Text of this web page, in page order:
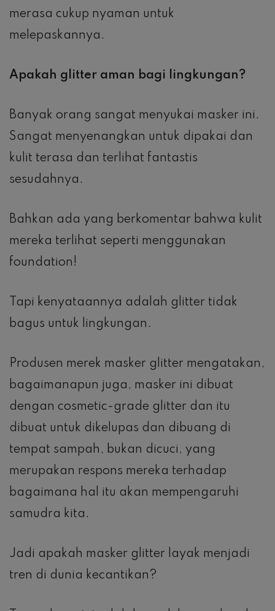
merasa cukup nyaman untuk
melepaskannya.
Apakah glitter aman bagi lingkungan?
Banyak orang sangat menyukai masker ini.
Sangat menyenangkan untuk dipakai dan
kulit terasa dan terlihat fantastis
sesudahnya.
Bahkan ada yang berkomentar bahwa kulit
mereka terlihat seperti menggunakan
foundation!
Tapi kenyataannya adalah glitter tidak
bagus untuk lingkungan.
Produsen merek masker glitter mengatakan,
bagaimanapun juga, masker ini dibuat
dengan cosmetic-grade glitter dan itu
dibuat untuk dikelupas dan dibuang di
tempat sampah, bukan dicuci, yang
merupakan respons mereka terhadap
bagaimana hal itu akan mempengaruhi
samudra kita.
Jadi apakah masker glitter layak menjadi
tren di dunia kecantikan?